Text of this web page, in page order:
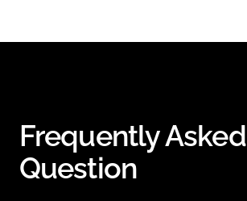
Frequently Asked
Question